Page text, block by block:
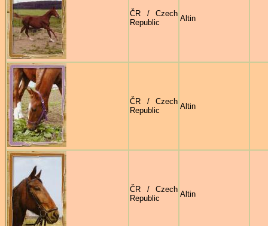
ČR / Czech
Republic
Altin
ČR / Czech
Republic
Altin
ČR / Czech
Republic
Altin